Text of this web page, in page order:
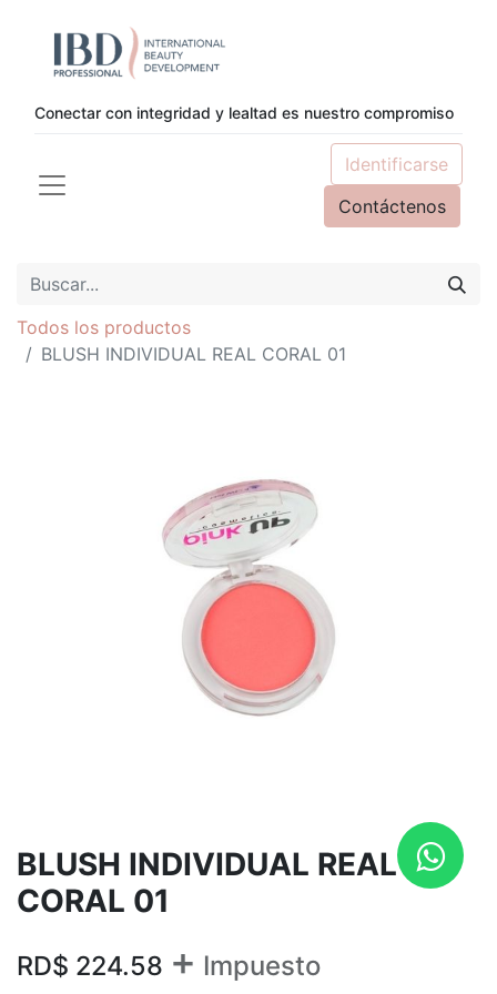
Conectar con integridad y lealtad es nuestro compromiso
Identificarse
Contáctenos
Todos los productos
BLUSH INDIVIDUAL REAL CORAL 01
BLUSH INDIVIDUAL REAL
CORAL 01
RD$ 224.58 + Impuesto